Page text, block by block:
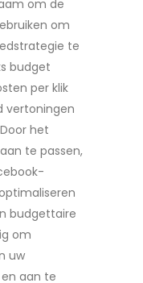
om de
om
te
budget
per klik
vertoningen
het
te passen,
budgettaire
om
uw
aan te